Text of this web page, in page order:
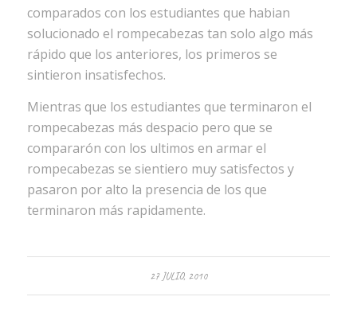
comparados con los estudiantes que habian
solucionado el rompecabezas tan solo algo más
rápido que los anteriores, los primeros se
sintieron insatisfechos.
Mientras que los estudiantes que terminaron el
rompecabezas más despacio pero que se
compararón con los ultimos en armar el
rompecabezas se sientiero muy satisfectos y
pasaron por alto la presencia de los que
terminaron más rapidamente.
27 JULIO, 2010